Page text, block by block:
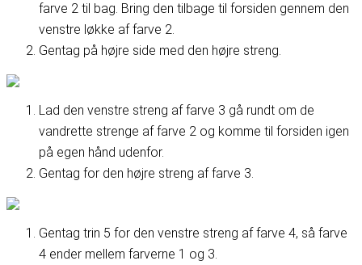
farve 2 til bag. Bring den tilbage til forsiden gennem den
venstre løkke af farve 2.
Gentag på højre side med den højre streng.
Lad den venstre streng af farve 3 gå rundt om de
vandrette strenge af farve 2 og komme til forsiden igen
på egen hånd udenfor.
Gentag for den højre streng af farve 3.
Gentag trin 5 for den venstre streng af farve 4, så farve
4 ender mellem farverne 1 og 3.